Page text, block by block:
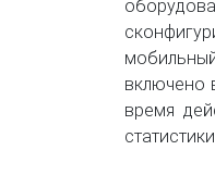
включено
время